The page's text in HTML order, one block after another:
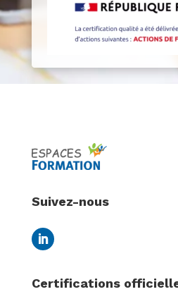
Suivez-nous
Certifications